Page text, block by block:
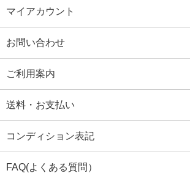
マイアカウント
お問い合わせ
ご利用案内
送料・お支払い
コンディション表記
FAQ(よくある質問）